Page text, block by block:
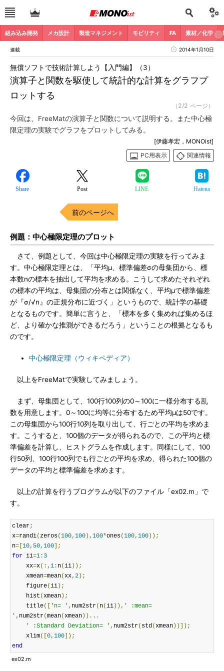
組み込み開発 メカ設計 製造マネジメント モビリティ FA 素材／化学
連載 2014年1月10日
演算子と関数を駆使して統計的な計算をグラフプ
ロットする
無償ソフトで技術計算しよう【入門編】（3）
（2/2 ページ）
今回は、FreeMatの演算子と関数について説明する。また中心極
限定理の実験でグラフをプロットしてみる。
[伊藤孝宏，MONOist]
PC用表示
関連情報
Share Post LINE Hatena
前のページへ
例題：中心極限定理のプロット
さて、例題として、今回は中心極限定理の実験を行ってみま
す。中心極限定理とは、「平均μ、標準偏差σの母集団から、標
本数nの標本を抽出して平均を求める。こうして求めたそれぞれ
の標本の平均は、母集団の分布とは関係なく、平均μで標準偏差
が『σ/√n』の正規分布に近づく」というもので、統計学の基礎
となるものです。簡単に言うと、「標本を多く集めれば集めるほ
ど、より確かな推測ができるだろう」ということの根拠となるも
のです。
中心極限定理（ウィキペディア）
以上をFreeMatで実験してみましょう。
まず、母集団として、100行100列の0～100に一様分布する乱
数を用意します。0～100に均等に分布するため平均μは50です。
この母集団から100行10列を取り出して、行ごとの平均を求めま
す。こうすると、100個のデータが得られるので、この平均と標
準偏差を計算し、ヒストグラムを作成します。同様にして、100
行50列、100行100列でも行ごとの平均を求め、得られた100個の
データの平均と標準偏差を求めます。
以上の計算を行うプログラムが以下のファイル「ex02.m」で
す。
clear;
x=randi(zeros(100, 100 ), 100*ones(100, 100 ));
n=[ 10, 50, 100 ];
for ii=1: 3
    xx
=x(:, 1: n(ii ));
    xmean
=mean(xx, 2 );
    figure
(ii );
    hist
(xmean );
    title
([ 'n= ' , num2str( n(ii )), ' :mean=
' , num2str(mean(xmean ))...
' :Standard Deviation= ' , num2str( std(xmean ))]);
    xlim
([ 0, 100 ]);
end
ex02.m